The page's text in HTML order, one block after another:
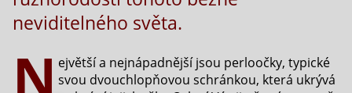
neviditelného světa.
N ejvětší a nejnápadnější jsou perloočky, typické
svou dvouchlopňovou schránkou, která ukrývá